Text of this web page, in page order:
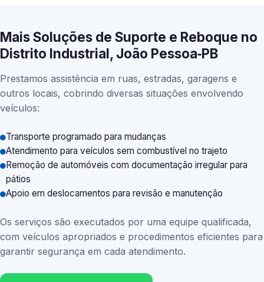
Mais Soluções de Suporte e Reboque no
Distrito Industrial, João Pessoa‑PB
Prestamos assistência em ruas, estradas, garagens e
outros locais, cobrindo diversas situações envolvendo
veículos:
Transporte programado para mudanças
Atendimento para veículos sem combustível no trajeto
Remoção de automóveis com documentação irregular para
pátios
Apoio em deslocamentos para revisão e manutenção
Os serviços são executados por uma equipe qualificada,
com veículos apropriados e procedimentos eficientes para
garantir segurança em cada atendimento.